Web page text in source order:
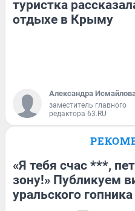
туристка
отдыхе в Крыму
Александра
заместитель главного
редактора 63.RU
«Я тебя счас ***,
зону!» Публикуем
уральского